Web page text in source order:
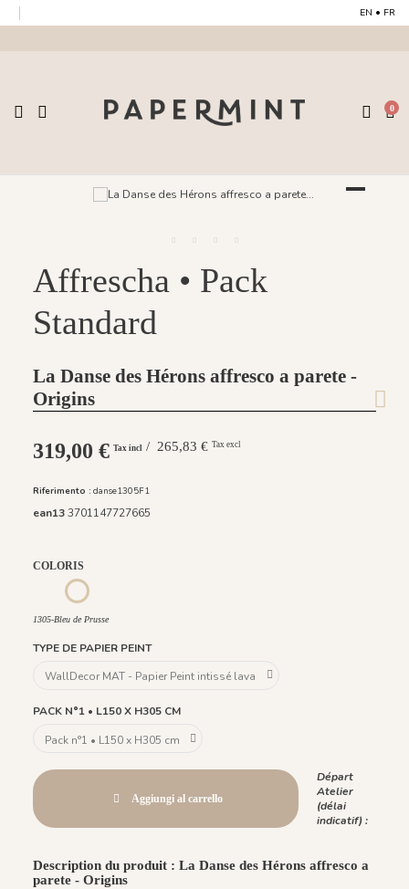
EN • FR
0
Affrescha • Pack
Standard
La Danse des Hérons affresco a parete -
Origins
319,00 € Tax incl / 265,83 € Tax excl
Riferimento : danse1305F1
ean133701147727665
COLORIS
1304 - Bleu Dragée
1305-Bleu de Prusse
1305-Bleu de Prusse
TYPE DE PAPIER PEINT
PACK N°1 • L150 X H305 CM
Aggiungi al carrello
Départ
Atelier
(délai
indicatif) :
Description du produit : La Danse des Hérons affresco a
parete - Origins